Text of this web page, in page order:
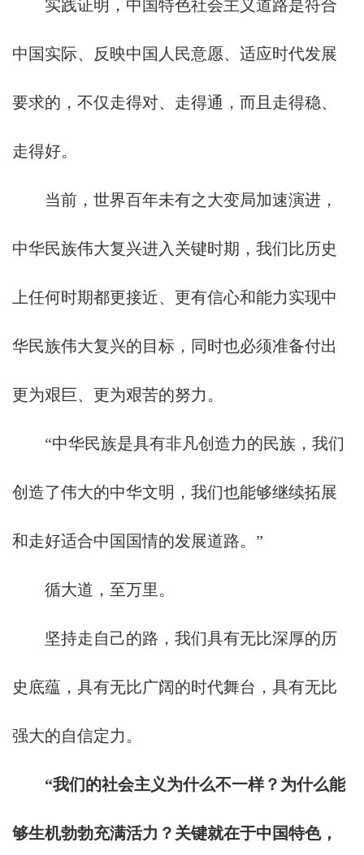
实践证明，中国特色社会主义道路是符合
中国实际、反映中国人民意愿、适应时代发展
要求的，不仅走得对、走得通，而且走得稳、
走得好。
当前，世界百年未有之大变局加速演进，
中华民族伟大复兴进入关键时期，我们比历史
上任何时期都更接近、更有信心和能力实现中
华民族伟大复兴的目标，同时也必须准备付出
更为艰巨、更为艰苦的努力。
“中华民族是具有非凡创造力的民族，我们
创造了伟大的中华文明，我们也能够继续拓展
和走好适合中国国情的发展道路。”
循大道，至万里。
坚持走自己的路，我们具有无比深厚的历
史底蕴，具有无比广阔的时代舞台，具有无比
强大的自信定力。
“我们的社会主义为什么不一样？为什么能
够生机勃勃充满活力？关键就在于中国特色，